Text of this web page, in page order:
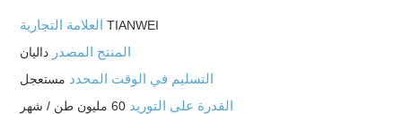
العلامة التجاريةTIANWEI
المنتج المصدر داليان
التسليم في الوقت المحدد مستعجل
القدرة على التوريد 60 مليون طن / شهر